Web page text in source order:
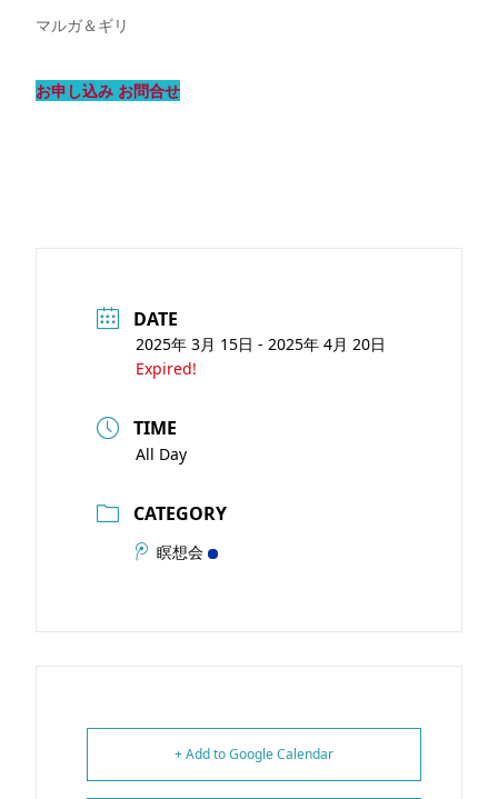
マルガ＆ギリ
お申し込み お問合せ
DATE
2025年 3月 15日 - 2025年 4月 20日
Expired!
TIME
All Day
CATEGORY
瞑想会
+ Add to Google Calendar